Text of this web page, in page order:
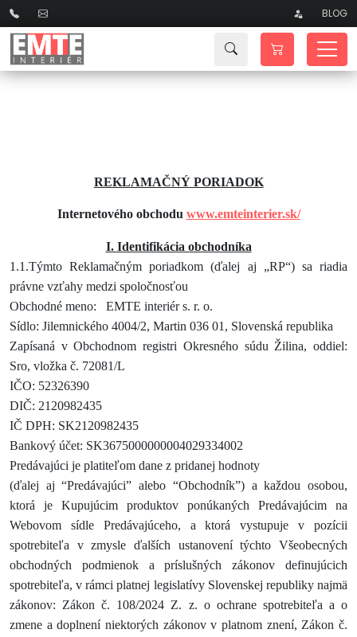
BLOG
REKLAMAČNÝ PORIADOK
Internetového obchodu www.emteinterier.sk/
I. Identifikácia obchodníka
1.1.Týmto Reklamačným poriadkom (ďalej aj „RP“) sa riadia
právne vzťahy medzi spoločnosťou
Obchodné meno: EMTE interiér s. r. o.
Sídlo: Jilemnického 4004/2, Martin 036 01, Slovenská republika
Zapísaná v Obchodnom registri Okresného súdu Žilina, oddiel:
Sro, vložka č. 72081/L
IČO: 52326390
DIČ: 2120982435
IČ DPH: SK2120982435
Bankový účet: SK3675000000004029334002
Predávajúci je platiteľom dane z pridanej hodnoty
(ďalej aj “Predávajúci” alebo “Obchodník”) a každou osobou,
ktorá je Kupujúcim produktov ponúkaných Predávajúcim na
Webovom sídle Predávajúceho, a ktorá vystupuje v pozícii
spotrebiteľa v zmysle ďalších ustanovení týchto Všeobecných
obchodných podmienok a príslušných zákonov definujúcich
spotrebiteľa, v rámci platnej legislatívy Slovenskej republiky najmä
zákonov: Zákon č. 108/2024 Z. z. o ochrane spotrebiteľa a o
zmene a doplnení niektorých zákonov v platnom znení, Zákon č.